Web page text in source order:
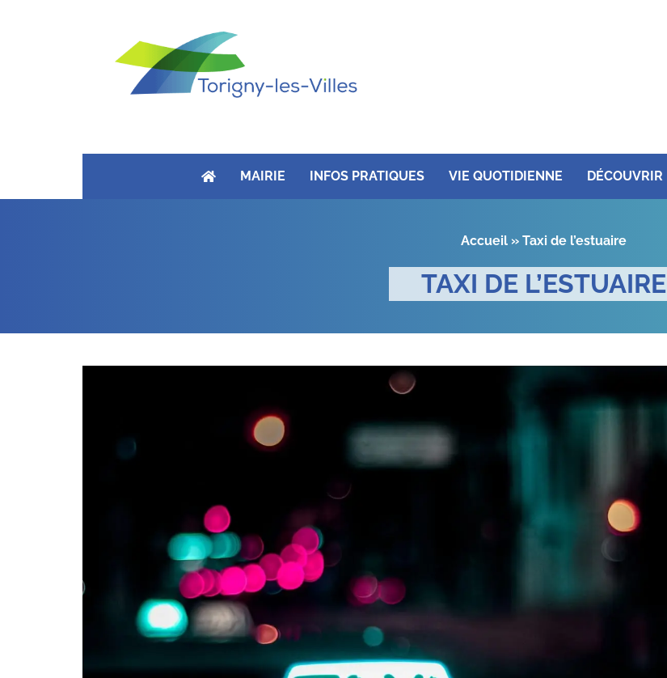
MAIRIE INFOS PRATIQUES VIE QUOTIDIENNE DÉCOUVRIR
Accueil» Taxi de l’estuaire
TAXI DE L’ESTUAIRE